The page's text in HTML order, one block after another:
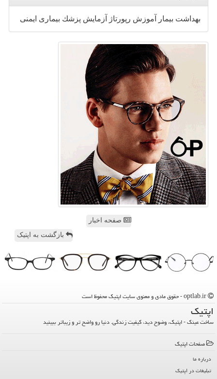
بهداشت بیمار آموزش رپورتاژ آزمایش پزشك بیماری ایمنی
صفحه اخبار
بازگشت به اپتیک
اپتیك
ساخت عینک - اپتیک، وضوح دید، کیفیت زندگی. دنیا رو واضح تر و زیباتر ببینید
صفحات اپتیك
درباره ما
تبلیغات در اپتیك